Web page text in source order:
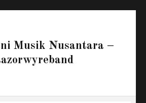
Musik Nusantara –